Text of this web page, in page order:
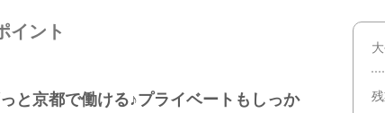
イント
と京都で働ける♪プライベートもしっか